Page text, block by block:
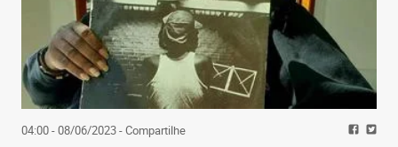
04:00 - 08/06/2023- Compartilhe